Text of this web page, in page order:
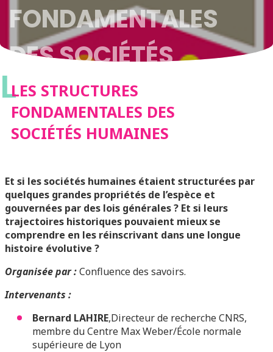
FONDAMENTALES
DES SOCIÉTÉS
HUMAINES
LLES STRUCTURES
FONDAMENTALES DES
SOCIÉTÉS HUMAINES
Et si les sociétés humaines étaient structurées par
quelques grandes propriétés de l’espèce et
gouvernées par des lois générales ? Et si leurs
trajectoires historiques pouvaient mieux se
comprendre en les réinscrivant dans une longue
histoire évolutive ?
Organisée par :Confluence des savoirs.
Intervenants :
Bernard LAHIRE,Directeur de recherche CNRS,
membre du Centre Max Weber/École normale
supérieure de Lyon